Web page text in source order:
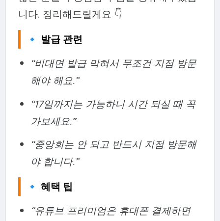
니다. 정리해드릴게요 👇
🔹 발급 관련
“비대면 발급 막혀서 무조건 지점 방문
해야 해요.”
“17일까지는 가능하니 시간 되실 때 꼭
가보세요.”
“중앙회는 안 되고 반드시 지점 방문해
야 합니다.”
🔹 혜택 팁
“유튜브 프리미엄은 휴대폰 결제하면